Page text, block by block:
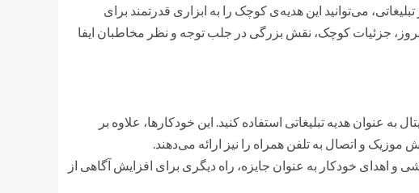
می‌توانید این هدیه‌ی کوچک را به ابزاری قدرتمند برای
امروز، جزئیات کوچک، نقش بزرگی در جلب توجه و نظر مخاطبان ایفا
به عنوان هدیه تبلیغاتی استفاده کنید. این خودکارها، علاوه بر
و اتصال به تلفن همراه را نیز ارائه می‌دهند.
و اهدای خودکار به عنوان جایزه، راه دیگری برای افزایش آگاهی از